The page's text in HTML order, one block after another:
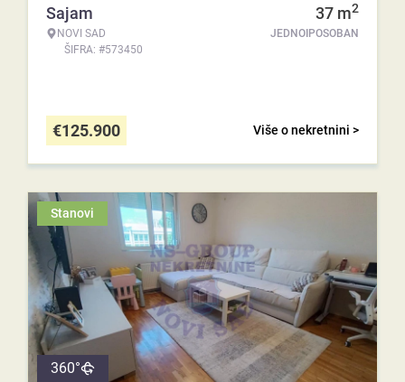
Sajam
NOVI SAD
ŠIFRA: #573450
37 m2
JEDNOIPOSOBAN
Više o nekretnini >
€125.900
Stanovi
360°